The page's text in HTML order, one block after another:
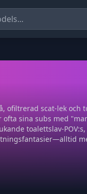
scat-lek
sina subs med
toalettslav-